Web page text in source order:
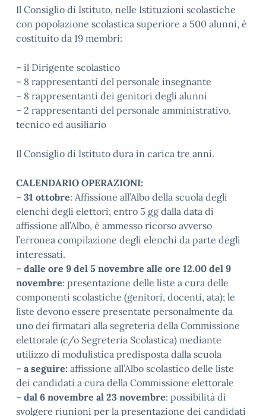
Il Consiglio di Istituto, nelle Istituzioni scolastiche
con popolazione scolastica superiore a 500 alunni, è
costituito da 19 membri:
– il Dirigente scolastico
– 8 rappresentanti del personale insegnante
– 8 rappresentanti dei genitori degli alunni
– 2 rappresentanti del personale amministrativo,
tecnico ed ausiliario
Il Consiglio di Istituto dura in carica tre anni.
CALENDARIO OPERAZIONI:
– 31 ottobre: Affissione all’Albo della scuola degli
elenchi degli elettori; entro 5 gg dalla data di
affissione all’Albo, è ammesso ricorso avverso
l’erronea compilazione degli elenchi da parte degli
interessati.
– dalle ore 9 del 5 novembre alle ore 12.00 del 9
novembre: presentazione delle liste a cura delle
componenti scolastiche (genitori, docenti, ata); le
liste devono essere presentate personalmente da
uno dei firmatari alla segreteria della Commissione
elettorale (c/o Segreteria Scolastica) mediante
utilizzo di modulistica predisposta dalla scuola
– a seguire: affissione all’Albo scolastico delle liste
dei candidati a cura della Commissione elettorale
– dal 6 novembre al 23 novembre: possibilità di
svolgere riunioni per la presentazione dei candidati